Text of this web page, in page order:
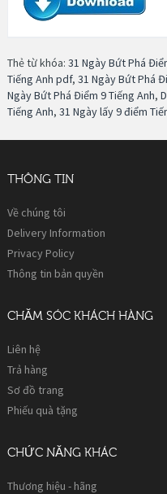
Thẻ từ khóa: 31 Ngày Bứt Phá
Tiếng Anh pdf, 31 Ngày Bứt Phá
Ngày Bứt Phá Điểm 9 Tiếng Anh,
Tiếng Anh, 31 Ngày lấy 9 điểm
THÔNG TIN
Về chúng tôi
Delivery Information
Privacy Policy
Thông tin bản quyền
CHĂM SÓC KHÁCH HÀNG
Liên hệ
Trả hàng
Sơ đồ trang
Phiếu quà tặng
CHỨC NĂNG KHÁC
Thương hiệu - hãng